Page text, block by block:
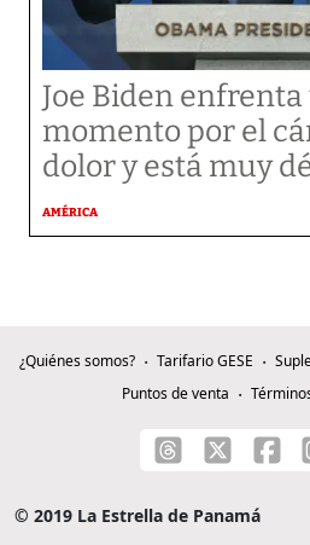
Joe Biden
momento por el
dolor y está muy
AMÉRICA
¿Quiénes somos? Tarifario GESE
Puntos de venta
© 2019 La Estrella de Panamá